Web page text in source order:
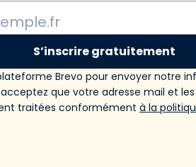
S’inscrire gratuitement
Brevo pour envoyer notre
que votre adresse mail et
traitées conformément à la